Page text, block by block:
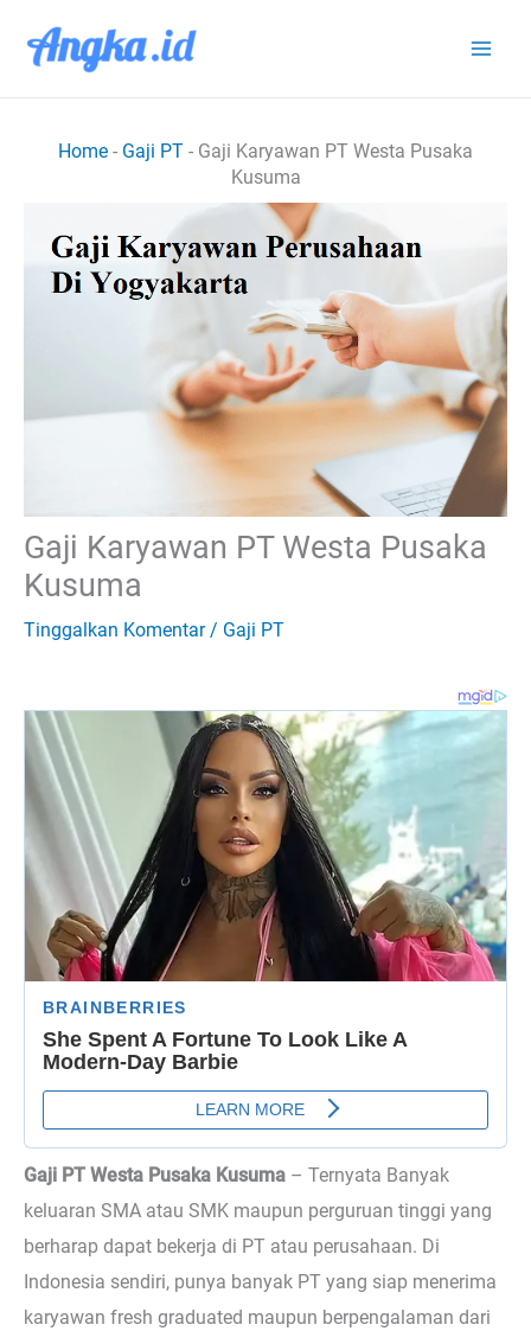
Home - Gaji PT - Gaji Karyawan PT Westa Pusaka
Kusuma
Gaji Karyawan PT Westa Pusaka
Kusuma
Tinggalkan Komentar / Gaji PT
Gaji PT Westa Pusaka Kusuma – Ternyata Banyak
keluaran SMA atau SMK maupun perguruan tinggi yang
berharap dapat bekerja di PT atau perusahaan. Di
Indonesia sendiri, punya banyak PT yang siap menerima
karyawan fresh graduated maupun berpengalaman dari